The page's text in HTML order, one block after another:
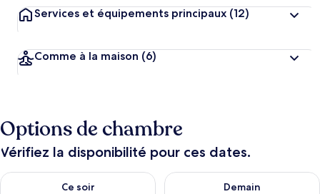
Services et équipements principaux (12)
Comme à la maison (6)
Options de chambre
Vérifiez la disponibilité pour ces dates.
Ce soir
Vérifier la disponibilité pour ce soir août 9 - août 10
Demain
Vérifier la disponibilité pour